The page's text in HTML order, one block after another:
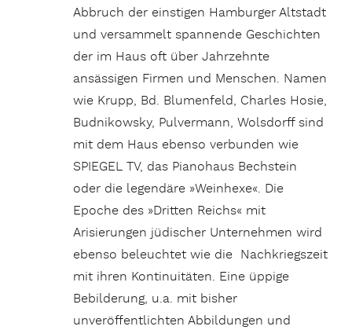
Abbruch der einstigen Hamburger Altstadt
und versammelt spannende Geschichten
der im Haus oft über Jahrzehnte
ansässigen Firmen und Menschen. Namen
wie Krupp, Bd. Blumenfeld, Charles Hosie,
Budnikowsky, Pulvermann, Wolsdorff sind
mit dem Haus ebenso verbunden wie
SPIEGEL TV, das Pianohaus Bechstein
oder die legendäre »Weinhexe«. Die
Epoche des »Dritten Reichs« mit
Arisierungen jüdischer Unternehmen wird
ebenso beleuchtet wie die Nachkriegszeit
mit ihren Kontinuitäten. Eine üppige
Bebilderung, u.a. mit bisher
unveröffentlichten Abbildungen und